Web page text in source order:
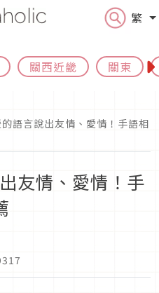
繁
關西近畿 關東
語言說出友情、愛情！手語相
友情、愛情！手